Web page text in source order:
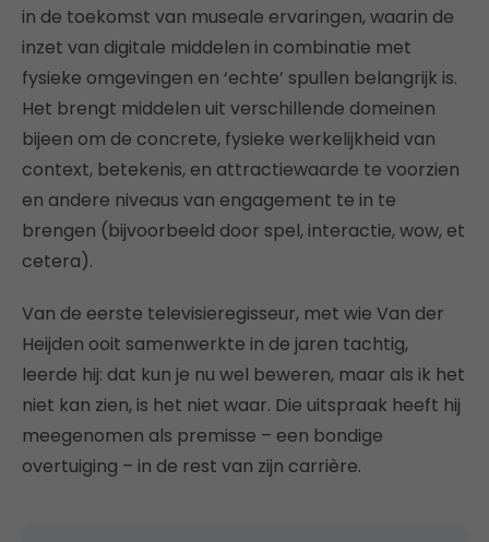
in de toekomst van museale ervaringen, waarin de
inzet van digitale middelen in combinatie met
fysieke omgevingen en ‘echte’ spullen belangrijk is.
Het brengt middelen uit verschillende domeinen
bijeen om de concrete, fysieke werkelijkheid van
context, betekenis, en attractiewaarde te voorzien
en andere niveaus van engagement te in te
brengen (bijvoorbeeld door spel, interactie, wow, et
cetera).
Van de eerste televisieregisseur, met wie Van der
Heijden ooit samenwerkte in de jaren tachtig,
leerde hij: dat kun je nu wel beweren, maar als ik het
niet kan zien, is het niet waar. Die uitspraak heeft hij
meegenomen als premisse – een bondige
overtuiging – in de rest van zijn carrière.